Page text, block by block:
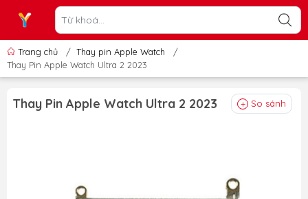
Trang chủ / Thay pin Apple Watch
/
Thay Pin Apple Watch Ultra 2 2023
Thay Pin Apple Watch Ultra 2 2023 So sánh